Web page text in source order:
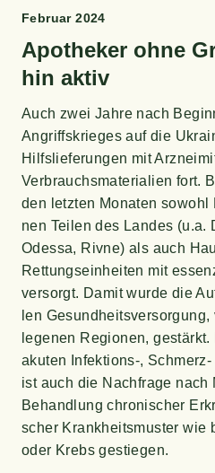
Febru­ar 2024
Apo­the­ker ohne
hin aktiv
Auch zwei Jah­re nach
Angriffs­krie­ges auf die
Hilfs­lie­fe­run­gen mit
Ver­brauchs­ma­te­ria­li­en fort.
den letz­ten Mona­ten
nen Tei­len des Lan­des (u.a.
Odes­sa, Riv­ne) als auch
Ret­tungs­ein­hei­ten mit
ver­sorgt. Damit wur­de die
len
le­ge­nen Regio­nen,
aku­ten Infektions‑,
ist auch die Nach­fra­ge nach
Behand­lung chro­ni­scher
scher Krank­heits­mus­ter wie
oder Krebs gestiegen.